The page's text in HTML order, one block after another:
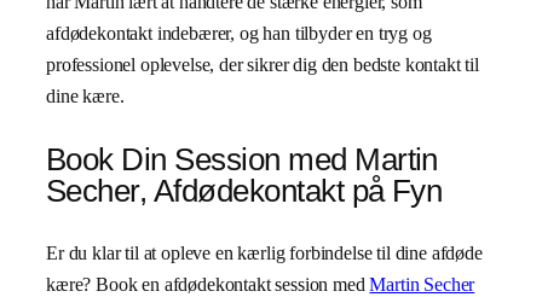
afdødekontakt indebærer, og han tilbyder en tryg og
professionel oplevelse, der sikrer dig den bedste kontakt til
dine kære.
Book Din Session med Martin
Secher, Afdødekontakt på Fyn
Er du klar til at opleve en kærlig forbindelse til dine afdøde
kære? Book en afdødekontakt session medMartin Secher